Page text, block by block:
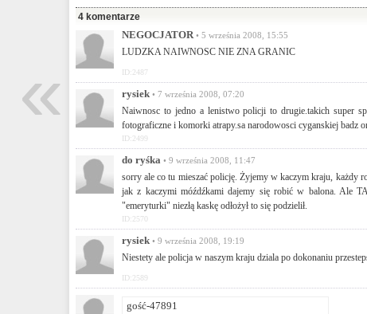
4 komentarze
NEGOCJATOR • 5 września 2008, 15:55
LUDZKA NAIWNOSC NIE ZNA GRANIC
ID:2487
rysiek • 7 września 2008, 07:20
Naiwnosc to jedno a lenistwo policji to drugie.takich super
fotograficzne i komorki atrapy.sa narodowosci cyganskiej badz
ID:2499
do ryśka • 9 września 2008, 11:47
sorry ale co tu mieszać policję. Żyjemy w kaczym kraju, każdy
jak z kaczymi móźdźkami dajemy się robić w balona. Ale
"emeryturki" niezłą kaskę odłożył to się podzielił.
ID:2570
rysiek • 9 września 2008, 19:19
Niestety ale policja w naszym kraju dziala po dokonaniu
ID:2589
«